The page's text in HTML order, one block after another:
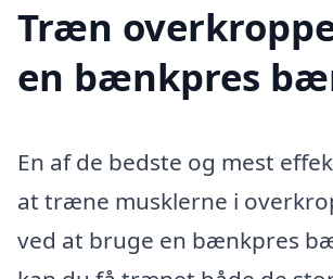
Træn
en bænkpres
En af de bedste og mest
at træne musklerne i
ved at bruge en bænkpres